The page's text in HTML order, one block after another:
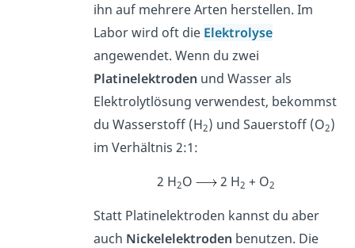
ihn auf mehrere Arten herstellen. Im
Labor wird oft die Elektrolyse
angewendet. Wenn du zwei
Platinelektroden und Wasser als
Elektrolytlösung verwendest, bekommst
du Wasserstoff (H2) und Sauerstoff (O2)
im Verhältnis 2:1:
2 H2O 2 H2 + O2
Statt Platinelektroden kannst du aber
auch Nickelelektroden benutzen. Die